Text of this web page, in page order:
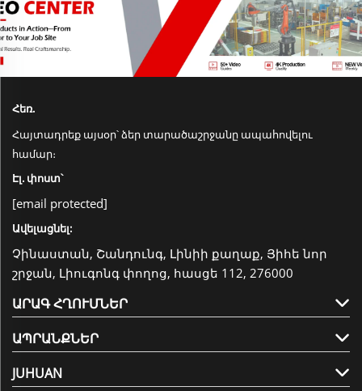
Հեռ.
Հայտադրեք այսօր՝ ձեր տարածաշրջանը ապահովելու
համար։
Էլ. փոստ՝
[email protected]
Ավելացնել:
Չինաստան, Շանդունգ, Լինիի քաղաք, Յիհե նոր
շրջան, Լիուգոնգ փողոց, հասցե 112, 276000
ԱՐԱԳ ՀՂՈՒՄՆԵՐ
ԱՊՐԱՆՔՆԵՐ
JUHUAN